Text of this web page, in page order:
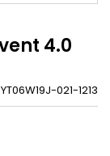
4.0
021-1213